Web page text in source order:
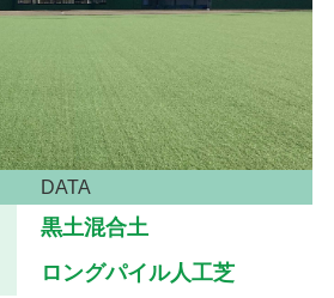
DATA
黒土混合土
ロングパイル人工芝